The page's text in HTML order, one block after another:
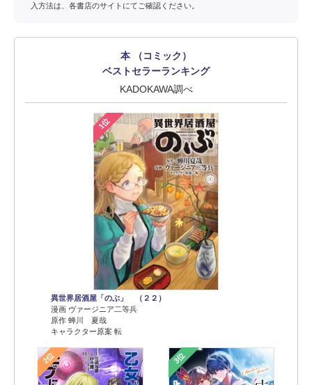
入方法は、各書店のサイトにてご確認ください。
本 （コミック）
ベストセラーランキング
KADOKAWA調べ
1位
異世界居酒屋「のぶ」 （２２）
漫画 ヴァージニア二等兵
原作 蝉川 夏哉
キャラクター原案 転
2位 3位